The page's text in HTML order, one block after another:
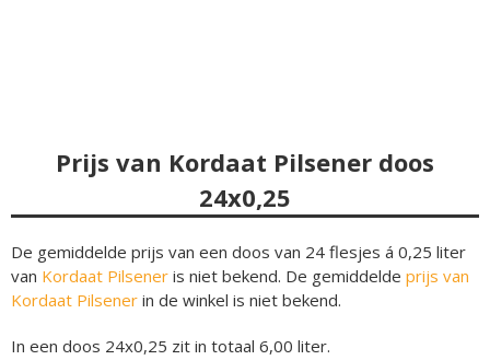
Prijs van Kordaat Pilsener doos
24x0,25
De gemiddelde prijs van een doos van 24 flesjes á 0,25 liter
van Kordaat Pilsener is niet bekend. De gemiddelde prijs van
Kordaat Pilsener in de winkel is niet bekend.
In een doos 24x0,25 zit in totaal 6,00 liter.